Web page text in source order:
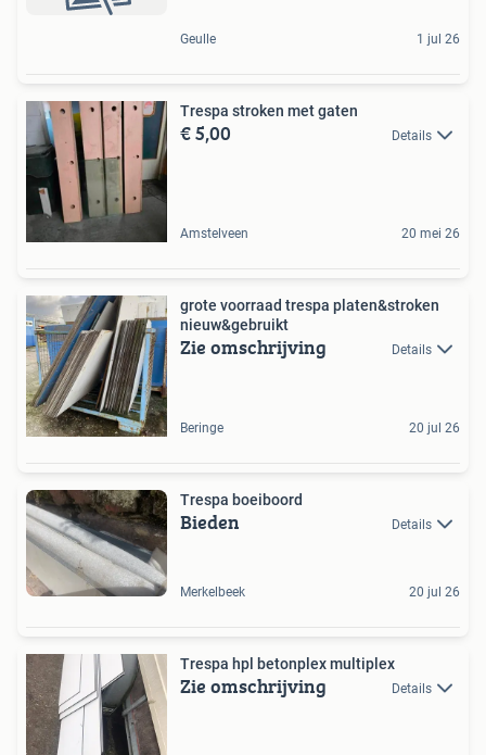
Geulle 1 jul 26
Trespa stroken met gaten
€ 5,00 Details
Amstelveen 20 mei 26
grote voorraad trespa platen&stroken
nieuw&gebruikt
Zie omschrijving Details
Beringe 20 jul 26
Trespa boeiboord
Bieden Details
Merkelbeek 20 jul 26
Trespa hpl betonplex multiplex
Zie omschrijving Details